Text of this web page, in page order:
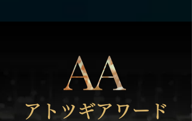
アトツギアワード